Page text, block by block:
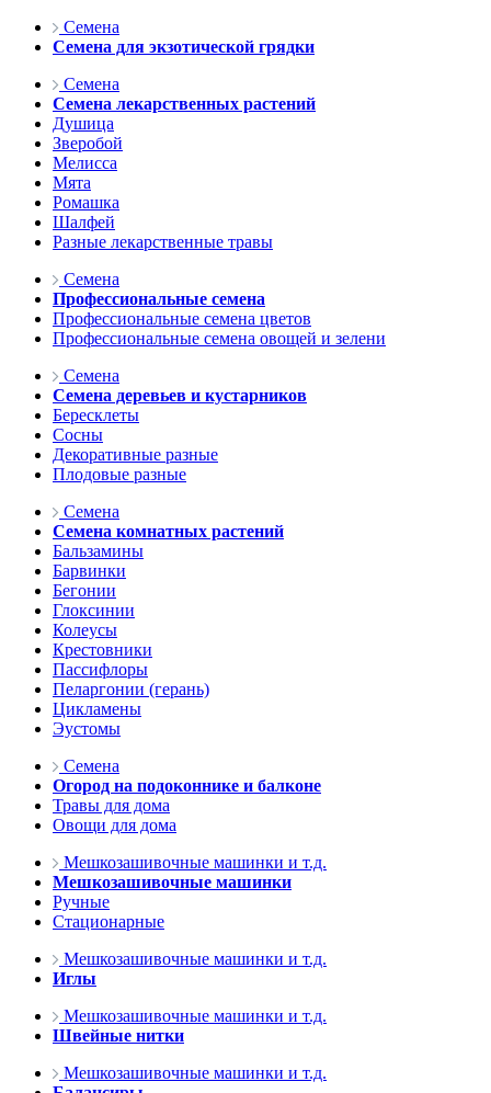
Семена
Семена для экзотической грядки
Семена
Семена лекарственных растений
Душица
Зверобой
Мелисса
Мята
Ромашка
Шалфей
Разные лекарственные травы
Семена
Профессиональные семена
Профессиональные семена цветов
Профессиональные семена овощей и зелени
Семена
Семена деревьев и кустарников
Бересклеты
Сосны
Декоративные разные
Плодовые разные
Семена
Семена комнатных растений
Бальзамины
Барвинки
Бегонии
Глоксинии
Колеусы
Крестовники
Пассифлоры
Пеларгонии (герань)
Цикламены
Эустомы
Семена
Огород на подоконнике и балконе
Травы для дома
Овощи для дома
Мешкозашивочные машинки и т.д.
Мешкозашивочные машинки
Ручные
Стационарные
Мешкозашивочные машинки и т.д.
Иглы
Мешкозашивочные машинки и т.д.
Швейные нитки
Мешкозашивочные машинки и т.д.